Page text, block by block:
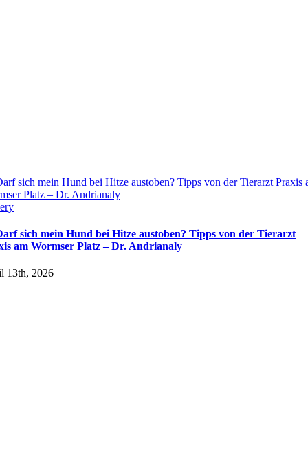
sich mein Hund bei Hitze austoben? Tipps von der Tierarzt Praxis
Platz – Dr. Andrianaly
sich mein Hund bei Hitze austoben? Tipps von der Tierarzt
am Wormser Platz – Dr. Andrianaly
13th, 2026